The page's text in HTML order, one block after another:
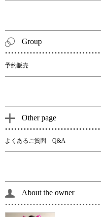
Group
予約販売
Other page
よくあるご質問 Q&A
About the owner